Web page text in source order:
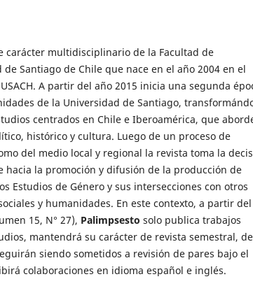
carácter multidisciplinario de la Facultad de
Santiago de Chile que nace en el año 2004 en el
A partir del año 2015 inicia una segunda
de la Universidad de Santiago,
centrados en Chile e Iberoamérica, que
histórico y cultura. Luego de un proceso de
del medio local y regional la revista toma la
hacia la promoción y difusión de la producción de
Estudios de Género y sus intersecciones con otros
y humanidades. En este contexto, a partir del
15, N° 27), Palimpsesto solo publica trabajos
mantendrá su carácter de revista semestral, de
siendo sometidos a revisión de pares bajo el
colaboraciones en idioma español e inglés.